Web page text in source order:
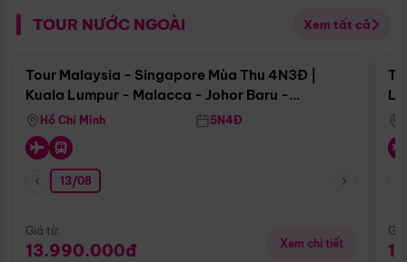
TOUR NƯỚC NGOÀI Xem tất cả
Điểm nổi bật
Tour Malaysia - Singapore Mùa Thu 4N3Đ |
Kuala Lumpur - Malacca - Johor Baru -
Singapore
Hồ Chí Minh 5N4Đ
13/08
Giá từ:
13.990.000đ Xem chi tiết